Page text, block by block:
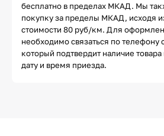
бесплатно в пределах МКАД. Мы
покупку за пределы МКАД, исходя
стоимости 80 руб/км. Для
необходимо связаться по
который подтвердит наличие товара
дату и время приезда.